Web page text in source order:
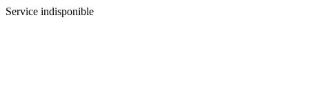
Service indisponible